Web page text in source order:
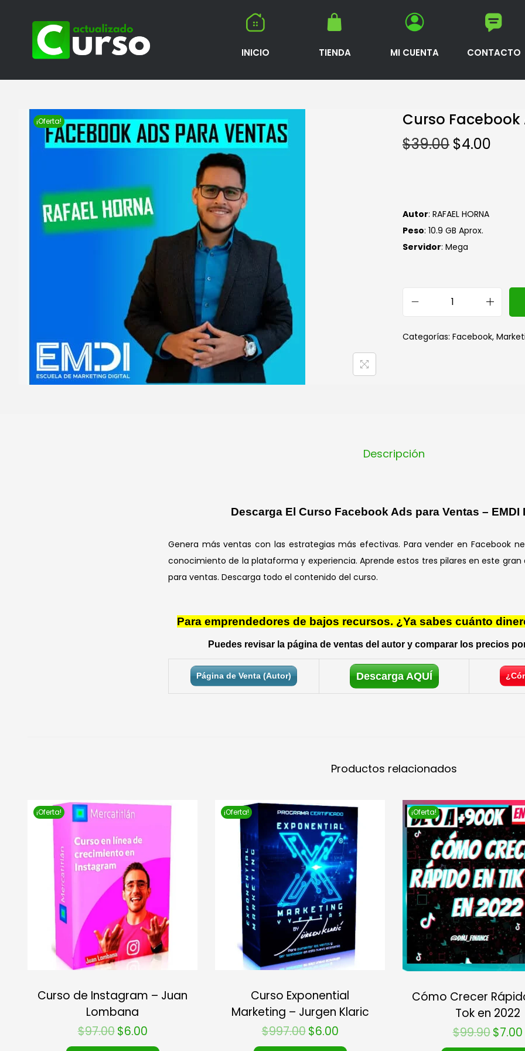
INICIO TIENDA MI CUENTA CONTACTO
¡Oferta!
Curso
$39.00 $4.00
Autor: RAFAEL HORNA
Peso: 10.9 GB Aprox.
Servidor: Mega
Categorías: Facebook,
Descripción
Descarga El Curso Facebook Ads para Ventas – EMDI
Genera más ventas con las estrategias más efectivas. Para vender en Facebook
conocimiento de la plataforma y experiencia. Aprende estos tres pilares en este gran
para ventas. Descarga todo el contenido del curso.
Para emprendedores de bajos recursos. ¿Ya sabes cuánto
Puedes revisar la página de ventas del autor y comparar los precios
Página de Venta (Autor) Descarga AQUÍ
Productos relacionados
¡Oferta!
Curso de Instagram – Juan
Lombana
$97.00 $6.00
¡Oferta!
Curso Exponential
Marketing – Jurgen Klaric
$997.00 $6.00
¡Oferta!
Cómo Crecer
Tok en 2022
$99.90 $7.00